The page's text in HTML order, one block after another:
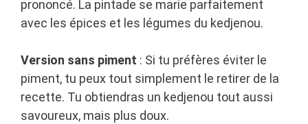
prononcé. La pintade se marie parfaitement
avec les épices et les légumes du kedjenou.
Version sans piment : Si tu préfères éviter le
piment, tu peux tout simplement le retirer de la
recette. Tu obtiendras un kedjenou tout aussi
savoureux, mais plus doux.